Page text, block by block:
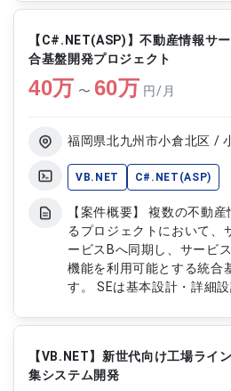
落とし込みや不具合の原因
ら詳細設計まで担当しま
心とした技術スキルを活用
ェーンマネジメントシステ
す。 【作業内容】 ・ITアプリケーションの運用保
守対応 ・夜間・休日の一次
システム要件への落とし込
からの問合せ対応および調
ラブルシューティング ・
保守運用業務 ・顧客およ
カレーション
【C#.NET(ASP)】不動産情報サ
合基盤開発プロジェクト
40万 〜 60万 円/月
福岡県北九州市小倉北区 /
VB.NET C#.NET(ASP)
【案件概要】 複数の不動
るプロジェクトにおいて、
ービスBへ同期し、サービ
機能を利用可能とする統合
す。 SEは基本設計・詳細
程を中心に開発作業を担当
用いた設計作業および
した開発作業が発生します。 【作業内容】 ・
産情報サービスAとBの統合
【VB.NET】新世代向け工場ライ
集システム開発